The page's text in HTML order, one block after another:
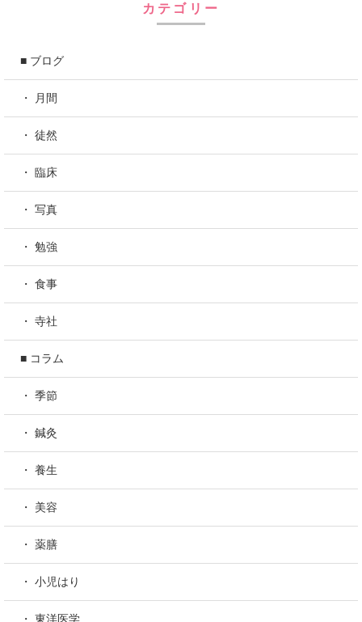
カテゴリー
■ ブログ
・ 月間
・ 徒然
・ 臨床
・ 写真
・ 勉強
・ 食事
・ 寺社
■ コラム
・ 季節
・ 鍼灸
・ 養生
・ 美容
・ 薬膳
・ 小児はり
・ 東洋医学